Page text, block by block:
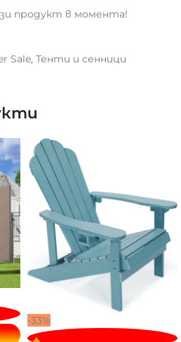
продукт в момента!
Sale, Тенти и сенници
-33%